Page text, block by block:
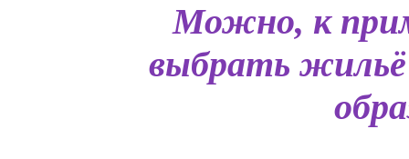
Можно, к
выбрать